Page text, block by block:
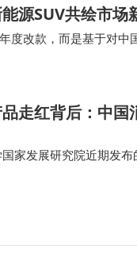
源SUV共绘市场
度改款，而是基于对
全系标配540°越野透
走红背后：中国
家发展研究院近期发布
出一大批新品牌，它们…